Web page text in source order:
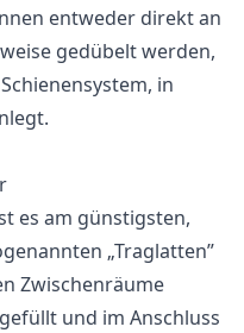
entweder direkt an
gedübelt werden,
in
es am günstigsten,
„Traglatten”
Zwischenräume
und im Anschluss